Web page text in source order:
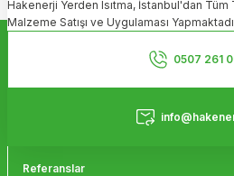
Ürün açıklamasında eksik bilgiler
Ürün bilgilerinde hatalar bulunuyor.
Ürün fiyatı diğer sitelerden daha
Bu ürüne benzer farklı alternatifler
Hakenerji Yerden Isıtma, İstanbul'dan Tüm
Malzeme Satışı ve Uygulaması
0507 261
Referanslar